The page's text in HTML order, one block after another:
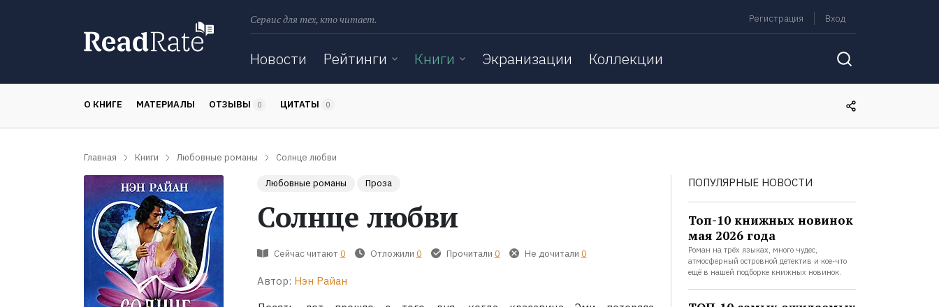
Сервис для тех, кто читает. Регистрация Вход
Новости Рейтинги Книги Экранизации Коллекции
О КНИГЕ МАТЕРИАЛЫ ОТЗЫВЫ 0 ЦИТАТЫ 0
Главная Книги Любовные романы Солнце любви
Любовные романы Проза
Солнце любви
Сейчас читают 0 Отложили 0 Прочитали 0 Не дочитали 0
Автор: Нэн Райан
ПОПУЛЯРНЫЕ НОВОСТИ
Топ-10 книжных новинок
мая 2026 года
Роман на трёх языках, много чудес,
атмосферный островной детектив и кое-что
ещё в нашей подборке книжных новинок.